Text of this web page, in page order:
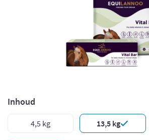
Inhoud
4,5 kg 13,5 kg